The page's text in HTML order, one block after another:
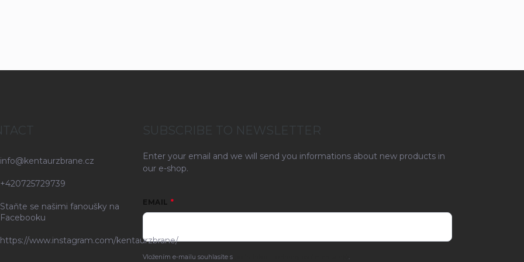
info@kentaurzbrane.cz
+420725729739
Staňte se našimi fanoušky na
Facebooku
https://www.instagram.com/kentaurzbrane/
SUBSCRIBE TO NEWSLETTER
Enter your email and we will send you informations about new products in
our e-shop.
EMAIL
Vložením e-mailu souhlasíte s .